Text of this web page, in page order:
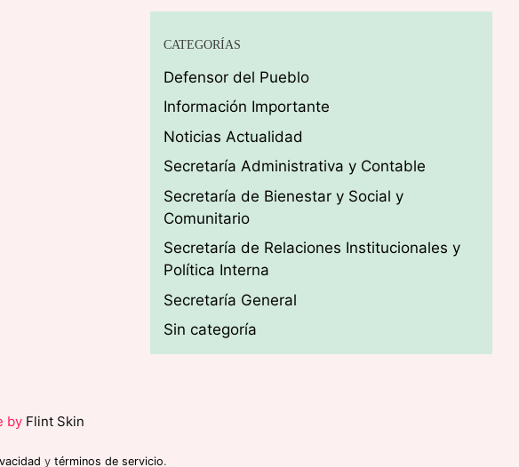
CATEGORÍAS
Defensor del Pueblo
Información Importante
Noticias Actualidad
Secretaría Administrativa y Contable
Secretaría de Bienestar y Social y
Comunitario
Secretaría de Relaciones Institucionales y
Política Interna
Secretaría General
Sin categoría
by Flint Skin
y términos de servicio.